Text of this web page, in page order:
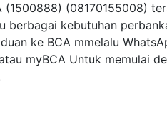
(1500888) (08170155008)
berbagai kebutuhan
ke BCA mmelalu
myBCA Untuk memulai